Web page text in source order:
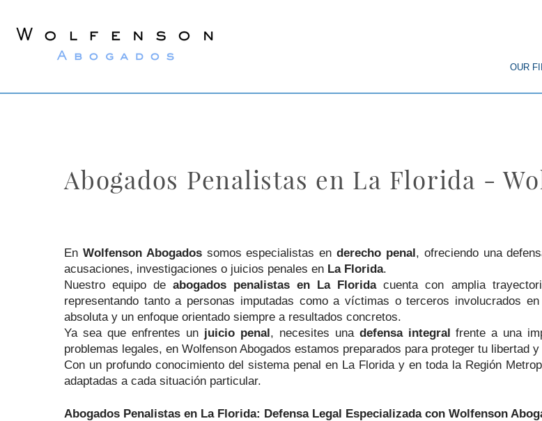
OUR
Abogados Penalistas en La Florida -
En Wolfenson Abogadossomos especialistas enderecho penal, ofreciendo una
acusaciones, investigaciones o juicios penales en La Florida.
Nuestro equipo deabogados penalistas en La Floridacuenta con amplia
representando tanto a personas imputadas como a víctimas o terceros involucrados
absoluta y un enfoque orientado siempre a resultados concretos.
Ya sea que enfrentes un juicio penal, necesites una defensa integral frente a una
problemas legales, en Wolfenson Abogados estamos preparados para proteger tu libertad
Con un profundo conocimiento del sistema penal en La Florida y en toda la Región
adaptadas a cada situación particular.
Abogados Penalistas en La Florida: Defensa Legal Especializada con Wolfenson
Wolfenson